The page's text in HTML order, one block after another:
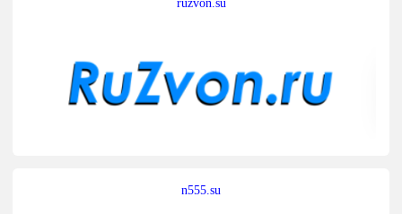
n555.su